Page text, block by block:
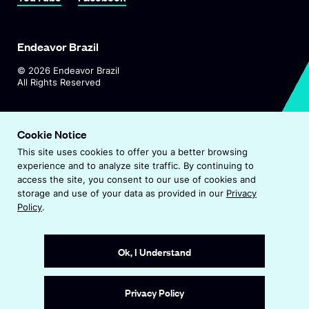
Endeavor Brazil
© 2026 Endeavor Brazil
All Rights Reserved
i
n
w
p
e
n
s
n
Privacy Policy
Terms & Conditions
Cookie Notice
This site uses cookies to offer you a better browsing
experience and to analyze site traffic. By continuing to
access the site, you consent to our use of cookies and
storage and use of your data as provided in our Privacy
Policy.
Ok, I Understand
Privacy Policy